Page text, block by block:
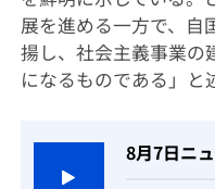
展を進める一方で、自
揚し、社会主義事業の
になるものである」と
8月7日ニ